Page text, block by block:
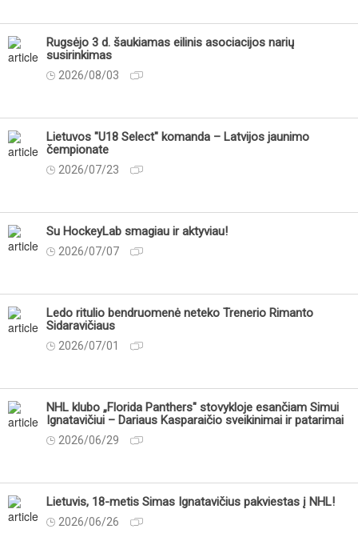
Rugsėjo 3 d. šaukiamas eilinis asociacijos narių
susirinkimas
2026/08/03
Lietuvos "U18 Select" komanda – Latvijos jaunimo
čempionate
2026/07/23
Su HockeyLab smagiau ir aktyviau!
2026/07/07
Ledo ritulio bendruomenė neteko Trenerio Rimanto
Sidaravičiaus
2026/07/01
NHL klubo „Florida Panthers" stovykloje esančiam Simui
Ignatavičiui – Dariaus Kasparaičio sveikinimai ir patarimai
2026/06/29
Lietuvis, 18-metis Simas Ignatavičius pakviestas į NHL!
2026/06/26